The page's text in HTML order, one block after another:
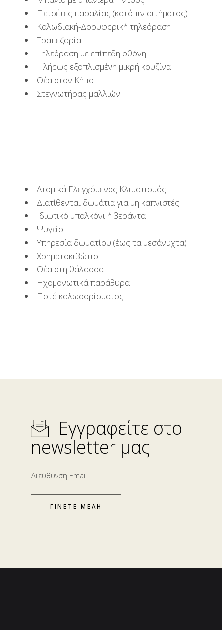
Πετσέτες παραλίας (κατόπιν αιτήματος)
Καλωδιακή-Δορυφορική τηλεόραση
Τραπεζαρία
Τηλεόραση με επίπεδη οθόνη
Πλήρως εξοπλισμένη μικρή κουζίνα
Θέα στον Κήπο
Στεγνωτήρας μαλλιών
Ατομικά Ελεγχόμενος Κλιματισμός
Διατίθενται δωμάτια για μη καπνιστές
Ιδιωτικό μπαλκόνι ή βεράντα
Ψυγείο
Υπηρεσία δωματίου (έως τα μεσάνυχτα)
Χρηματοκιβώτιο
Θέα στη θάλασσα
Ηχομονωτικά παράθυρα
Ποτό καλωσορίσματος
Εγγραφείτε στο
newsletter μας
ΓΙΝΕΤΕ ΜΕΛΗ